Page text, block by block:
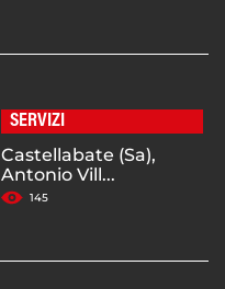
SERVIZI
Castellabate (Sa),
Antonio Vill...
145